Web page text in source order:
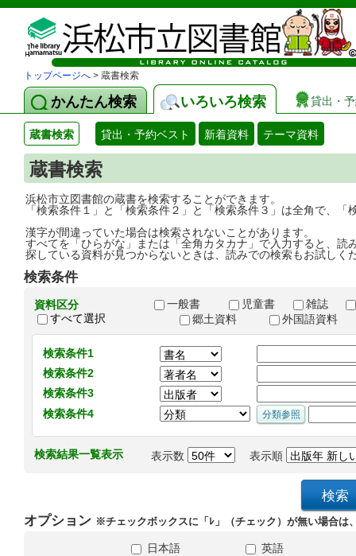
トップページへ > 蔵書検索
かんたん検索 いろいろ検索 貸出・
蔵書検索 貸出・予約ベスト 新着資料 テーマ資料
蔵書検索
浜松市立図書館の蔵書を検索することができます。
「検索条件１」と「検索条件２」と「検索条件３」は全角で、
漢字が間違っていた場合は検索されないことがあります。
すべてを「ひらがな」または「全角カタカナ」で入力すると、読
探している資料が見つからないときは、読みでの検索もお試しく
検索条件
資料区分
すべて選択
一般書 児童書
雑誌
郷土資料
外国語資料
検索条件1
検索条件2
検索条件3
検索条件4
検索結果一覧表示 表示数 表示順
オプション ※チェックボックスに「ﾚ」（チェック）が無い場合は
日本語
英語